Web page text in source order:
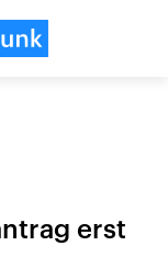
erst